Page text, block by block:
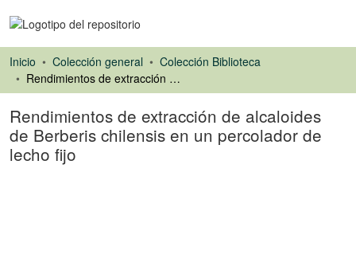
Inicio Colección general
Colección Biblioteca
Rendimientos de extracción de alcaloides de Berberis chilensis en un percolador de lecho fijo
Rendimientos de extracción de alcaloides
de Berberis chilensis en un percolador de
lecho fijo